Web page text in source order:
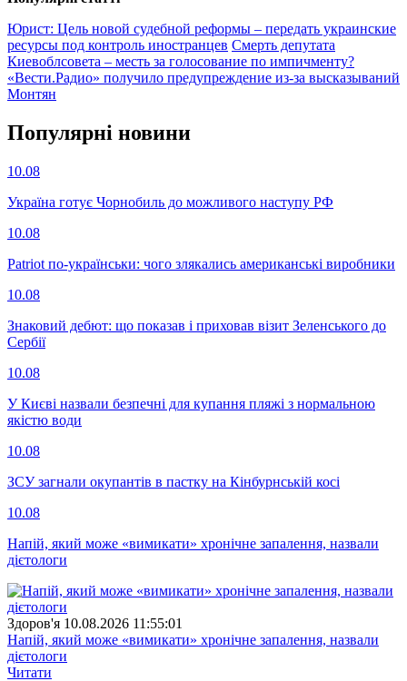
Юрист: Цель новой судебной реформы – передать украинские
ресурсы под контроль иностранцев Смерть депутата
Киевоблсовета – месть за голосование по импичменту?
«Вести.Радио» получило предупреждение из-за высказываний
Монтян
Популярнi новини
10.08
Україна готує Чорнобиль до можливого наступу РФ
10.08
Patriot по-українськи: чого злякались американські виробники
10.08
Знаковий дебют: що показав і приховав візит Зеленського до
Сербії
10.08
У Києві назвали безпечні для купання пляжі з нормальною
якістю води
10.08
ЗСУ загнали окупантів в пастку на Кінбурнській косі
10.08
Напій, який може «вимикати» хронічне запалення, назвали
дієтологи
Здоров'я 10.08.2026 11:55:01
Напій, який може «вимикати» хронічне запалення, назвали
дієтологи
Читати